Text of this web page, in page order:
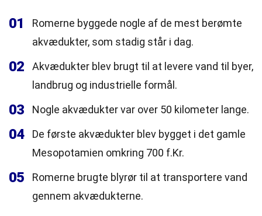
01
Romerne byggede nogle af de mest berømte
akvædukter, som stadig står i dag.
02
Akvædukter blev brugt til at levere vand til byer,
landbrug og industrielle formål.
03 Nogle akvædukter var over 50 kilometer lange.
04
De første akvædukter blev bygget i det gamle
Mesopotamien omkring 700 f.Kr.
05
Romerne brugte blyrør til at transportere vand
gennem akvædukterne.